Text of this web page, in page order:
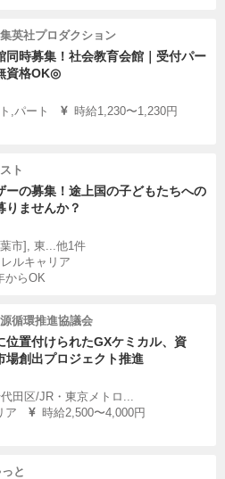
英社プロダクション
同時募集！社会教育会館｜受付パー
資格OK◎
,パート
時給1,230〜1,230円
ト
ーの募集！途上国の子どもたちへの
りませんか？
市], 東...他1件
ルキャリア
からOK
循環推進協議会
位置付けられたGXケミカル、資
場創出プロジェクト推進
田区/JR・東京メトロ...
ア
時給2,500〜4,000円
と